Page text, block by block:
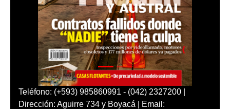
Teléfono: (+593) 985860991 - (042) 2327200 |
Dirección: Aguirre 734 y Boyacá | Email: